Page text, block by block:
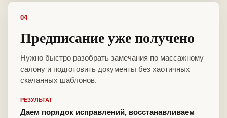
04
Предписание уже получено
Нужно быстро разобрать замечания по массажному
салону и подготовить документы без хаотичных
скачанных шаблонов.
РЕЗУЛЬТАТ
Даем порядок исправлений, восстанавливаем